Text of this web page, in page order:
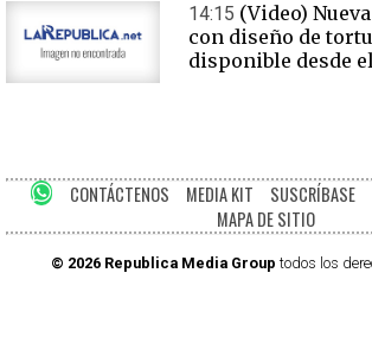
14:15 (Video)
con diseño de
disponible desde
CONTÁCTENOS MEDIA KIT SUSCRÍBASE
MAPA DE SITIO
© 2026 Republica Media Group todos los